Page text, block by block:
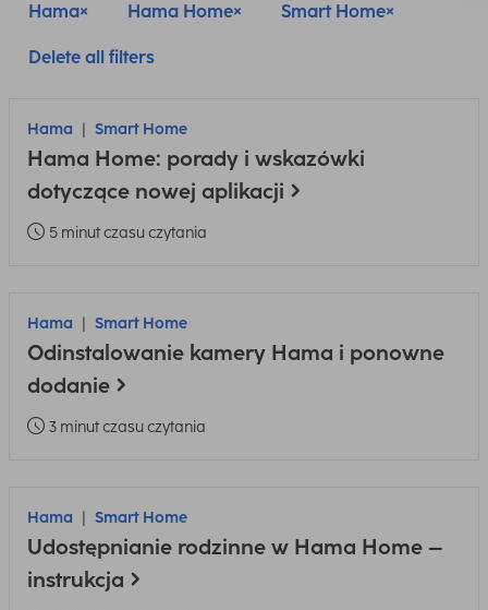
Hama Hama Home Smart Home
Delete all filters
Hama Smart Home
Hama Home: porady i wskazówki
dotyczące nowej aplikacji
5 minut czasu czytania
Hama Smart Home
Odinstalowanie kamery Hama i ponowne
dodanie
3 minut czasu czytania
Hama Smart Home
Udostępnianie rodzinne w Hama Home –
instrukcja